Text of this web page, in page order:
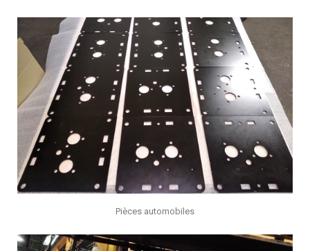
Pièces automobiles